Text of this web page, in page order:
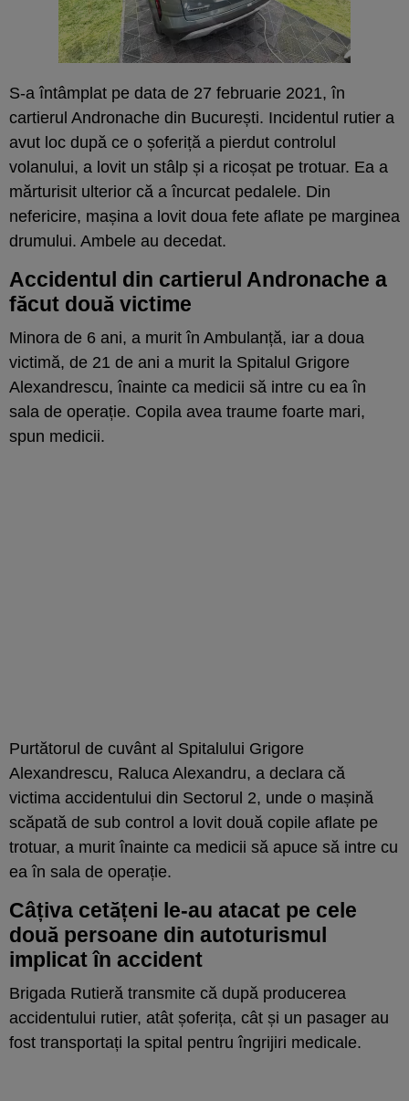
S-a întâmplat pe data de 27 februarie 2021, în
cartierul Andronache din București. Incidentul rutier a
avut loc după ce o șoferiță a pierdut controlul
volanului, a lovit un stâlp și a ricoșat pe trotuar. Ea a
mărturisit ulterior că a încurcat pedalele. Din
nefericire, mașina a lovit doua fete aflate pe marginea
drumului. Ambele au decedat.
Accidentul din cartierul Andronache a
făcut două victime
Minora de 6 ani, a murit în Ambulanță, iar a doua
victimă, de 21 de ani a murit la Spitalul Grigore
Alexandrescu, înainte ca medicii să intre cu ea în
sala de operație. Copila avea traume foarte mari,
spun medicii.
Purtătorul de cuvânt al Spitalului Grigore
Alexandrescu, Raluca Alexandru, a declara că
victima accidentului din Sectorul 2, unde o mașină
scăpată de sub control a lovit două copile aflate pe
trotuar, a murit înainte ca medicii să apuce să intre cu
ea în sala de operație.
Câțiva cetățeni le-au atacat pe cele
două persoane din autoturismul
implicat în accident
Brigada Rutieră transmite că după producerea
accidentului rutier, atât șoferița, cât și un pasager au
fost transportați la spital pentru îngrijiri medicale.